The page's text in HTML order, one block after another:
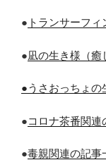
● トランサーフ
●凪の生き様（癒
●うさおっちょの
●コロナ茶番関連
●毒親関連の記事